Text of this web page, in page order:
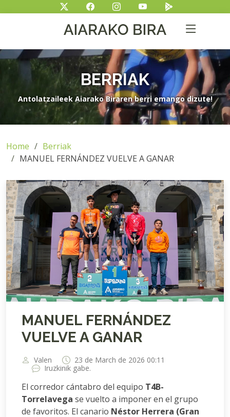
BERRIAK
Antolatzaileek Aiarako Biraren berri emango dizute!
Home
Berriak
MANUEL FERNÁNDEZ VUELVE A GANAR
MANUEL FERNÁNDEZ
VUELVE A GANAR
Valen
23 de March de 2026 00:11
Iruzkinik gabe.
El corredor cántabro del equipo T4B-
Torrelavega se vuelto a imponer en el grupo
de favoritos. El canario Néstor Herrera (Gran